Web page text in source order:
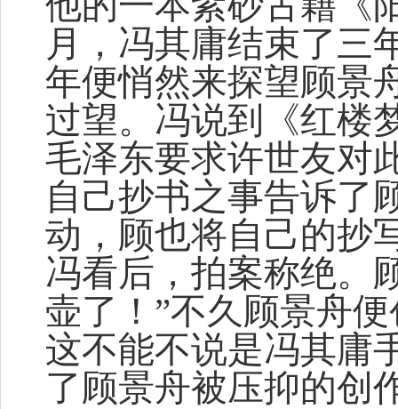
月，冯其庸结束了三
年便悄然来探望顾景
过望。冯说到《红楼
毛泽东要求许世友对
自己抄书之事告诉
动，顾也将自己的抄
冯看后，拍案称绝。
壶了！”不久顾景舟
这不能不说是冯其庸
了顾景舟被压抑的创